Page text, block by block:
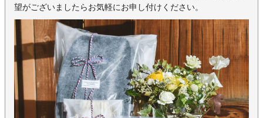
望がございましたらお気軽にお申し付けください。